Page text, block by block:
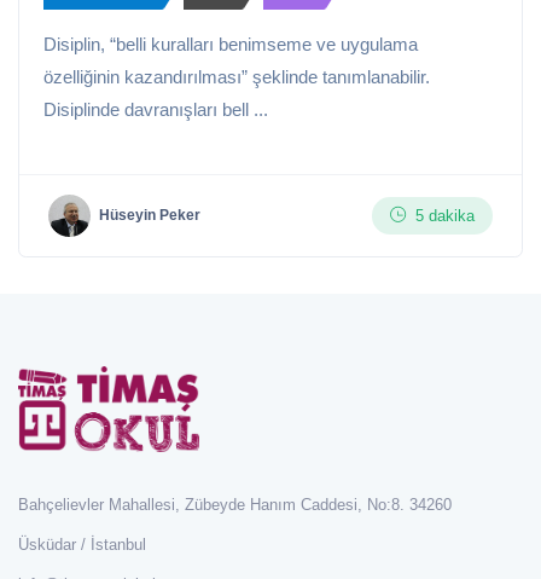
Disiplin, “belli kuralları benimseme ve uygulama
özelliğinin kazandırılması” şeklinde tanımlanabilir.
Disiplinde davranışları bell ...
Hüseyin Peker 5 dakika
Bahçelievler Mahallesi, Zübeyde Hanım Caddesi, No:8. 34260
Üsküdar / İstanbul